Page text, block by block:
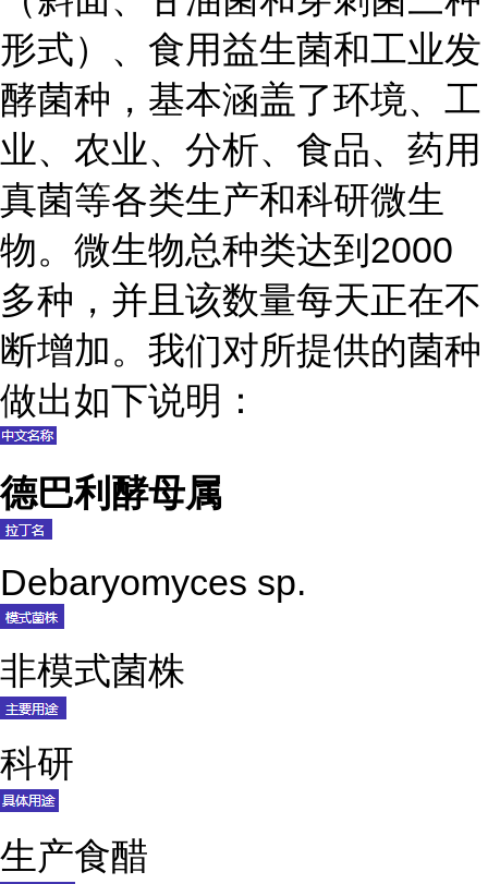
形式）、食用益生菌和工业发
酵菌种，基本涵盖了环境、工
业、农业、分析、食品、药用
真菌等各类生产和科研微生
物。微生物总种类达到2000
多种，并且该数量每天正在不
断增加。我们对所提供的菌种
做出如下说明：
德巴利酵母属
Debaryomyces sp.
非模式菌株
科研
生产食醋